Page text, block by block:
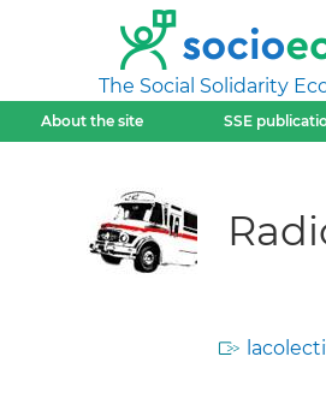
The Social Solidarity
About the site SSE